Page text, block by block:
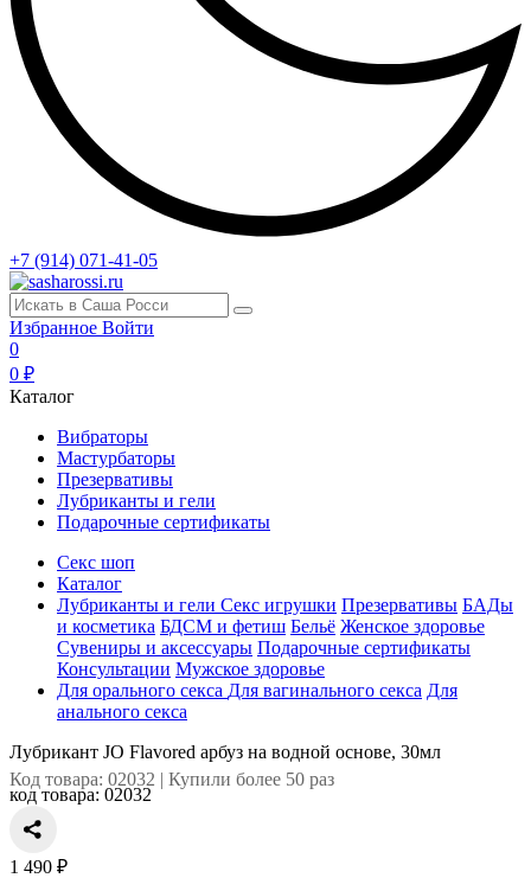
+7 (914) 071-41-05
Избранное Войти
0
0 ₽
Каталог
Вибраторы
Мастурбаторы
Презервативы
Лубриканты и гели
Подарочные сертификаты
Секс шоп
Каталог
Лубриканты и гели Секс игрушки Презервативы БАДы
и косметика БДСМ и фетиш Бельё Женское здоровье
Сувениры и аксессуары Подарочные сертификаты
Консультации Мужское здоровье
Для орального секса Для вагинального секса Для
анального секса
Лубрикант JO Flavored арбуз на водной основе, 30мл
Код товара: 02032 | Купили более 50 раз
код товара: 02032
1 490 ₽